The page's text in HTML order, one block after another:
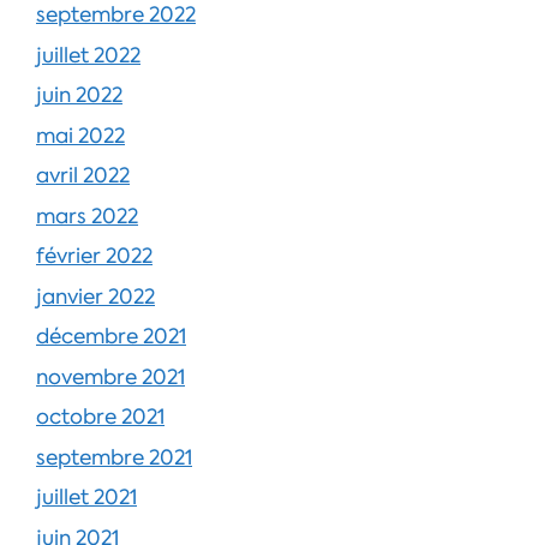
septembre 2022
juillet 2022
juin 2022
mai 2022
avril 2022
mars 2022
février 2022
janvier 2022
décembre 2021
novembre 2021
octobre 2021
septembre 2021
juillet 2021
juin 2021